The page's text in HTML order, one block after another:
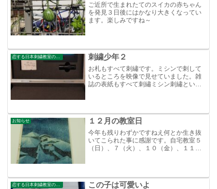
ご近所で生まれたてのスイカの赤ちゃん
を発見３日後にはかなり大きくなってい
ます。楽しみですね～
刺繍少年２
お札もすべて刺繡です。ミシンで刺して
いるところを映像で見せていました。雑
誌の表紙もすべて刺繡ミシン刺繡といえ
お知らせ １２月の教室日
今年も残りわずかですねえ何とか生き抜
いてこられた事に感謝です。自宅教室５
（日）、７（火）、１０（金）、１１
す。こんなの刺繡してみたいなぁ
恋する日本刺繍教室のブログ この子は可愛いよ